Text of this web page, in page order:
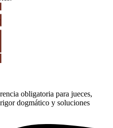
obligatoria para jueces,
dogmático y soluciones